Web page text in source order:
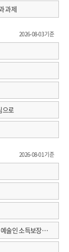
과제
2026-08-03 기준
으로
2026-08-01 기준
술인 소득보장정